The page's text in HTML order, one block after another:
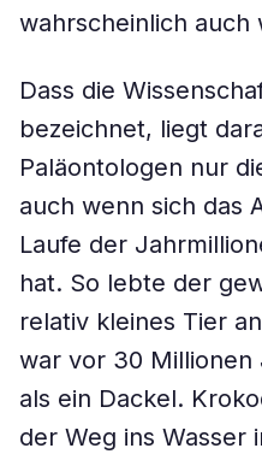
wahrscheinlich auch
Dass die
bezeichnet, liegt
Paläontologen nur
auch wenn sich das
Laufe der
hat. So lebte der
relativ kleines Tier
war vor 30
als ein Dackel.
der Weg ins Wasser